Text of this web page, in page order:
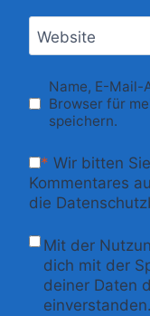
Website
Name, E-Mail-
Browser für
speichern.
* Wir bitten
Kommentares
die
Mit der
dich mit der
deiner Daten
einverstanden.